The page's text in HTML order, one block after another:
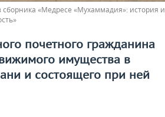
«Медресе «Мухаммадия»: история и
почетного гражданина
имущества в
и состоящего при ней